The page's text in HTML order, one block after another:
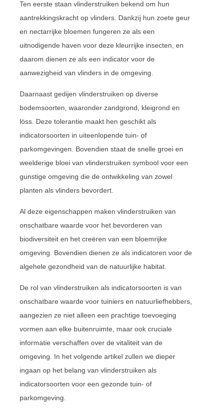
Ten eerste staan vlinderstruiken bekend om hun
aantrekkingskracht op vlinders. Dankzij hun zoete geur
en nectarrijke bloemen fungeren ze als een
uitnodigende haven voor deze kleurrijke insecten, en
daarom dienen ze als een indicator voor de
aanwezigheid van vlinders in de omgeving.
Daarnaast gedijen vlinderstruiken op diverse
bodemsoorten, waaronder zandgrond, kleigrond en
löss. Deze tolerantie maakt hen geschikt als
indicatorsoorten in uiteenlopende tuin- of
parkomgevingen. Bovendien staat de snelle groei en
weelderige bloei van vlinderstruiken symbool voor een
gunstige omgeving die de ontwikkeling van zowel
planten als vlinders bevordert.
Al deze eigenschappen maken vlinderstruiken van
onschatbare waarde voor het bevorderen van
biodiversiteit en het creëren van een bloemrijke
omgeving. Bovendien dienen ze als indicatoren voor de
algehele gezondheid van de natuurlijke habitat.
De rol van vlinderstruiken als indicatorsoorten is van
onschatbare waarde voor tuiniers en natuurliefhebbers,
aangezien ze niet alleen een prachtige toevoeging
vormen aan elke buitenruimte, maar ook cruciale
informatie verschaffen over de vitaliteit van de
omgeving. In het volgende artikel zullen we dieper
ingaan op het belang van vlinderstruiken als
indicatorsoorten voor een gezonde tuin- of
parkomgeving.